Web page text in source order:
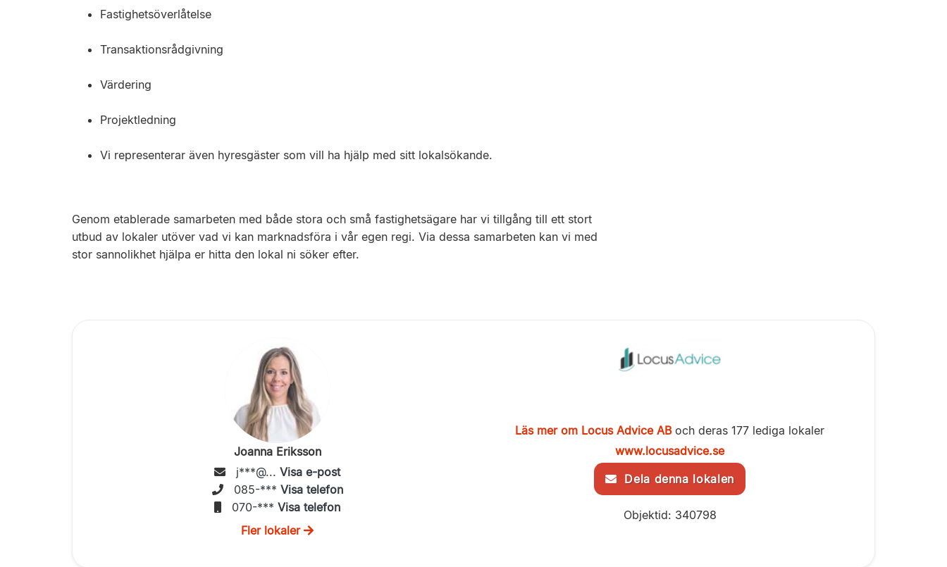
Fastighetsöverlåtelse
Transaktionsrådgivning
Värdering
Projektledning
Vi representerar även hyresgäster som vill ha hjälp med sitt lokalsökande.
Genom etablerade samarbeten med både stora och små fastighetsägare har vi tillgång till ett stort
utbud av lokaler utöver vad vi kan marknadsföra i vår egen regi. Via dessa samarbeten kan vi med
stor sannolikhet hjälpa er hitta den lokal ni söker efter.
Joanna Eriksson
j***@... Visa e-post
085-*** Visa telefon
070-*** Visa telefon
Fler lokaler
Läs mer om Locus Advice ABoch deras 177 lediga lokaler
www.locusadvice.se
Dela denna lokalen
Objektid: 340798